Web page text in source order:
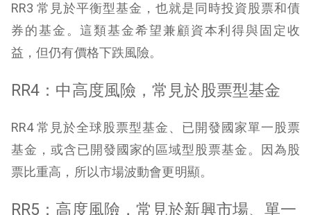
RR3 常見於平衡型基金，也就是同時投資股票和債
券的基金。這類基金希望兼顧資本利得與固定收
益，但仍有價格下跌風險。
RR4：中高度風險，常見於股票型基金
RR4 常見於全球股票型基金、已開發國家單一股票
基金，或含已開發國家的區域型股票基金。因為股
票比重高，所以市場波動會更明顯。
RR5：高度風險，常見於新興市場、單一